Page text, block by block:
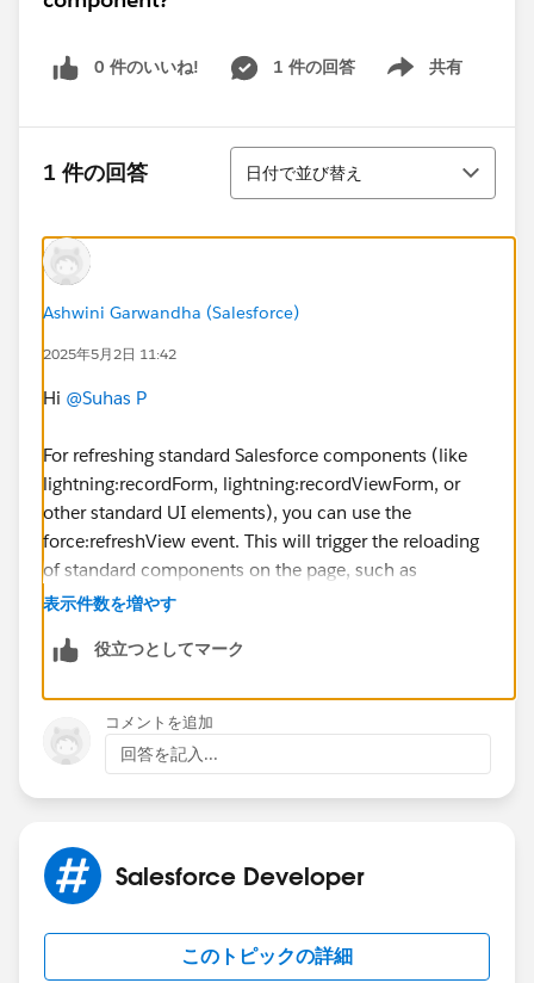
0 件のいいね! 1 件の回答 共有
Show menu
1 件の回答
並び替え
日付で並び替え
Ashwini Garwandha (Salesforce)
2025年5月2日 11:42
Hi @Suhas P
For refreshing standard Salesforce components (like
lightning:recordForm, lightning:recordViewForm, or
other standard UI elements), you can use the
force:refreshView event. This will trigger the reloading
of standard components on the page, such as
refreshing a record form or related lists.
component changes data or state and you need to
The parent component can listen to the event using
<aura:handler> and perform actions like refreshing or
updating its state based on the event fired from the
child.
https://developer.salesforce.com/docs/atlas.en-
us.lightning.meta/lightning/events_component_handl
https://developer.salesforce.com/docs/component-
表示件数を増やす
役立つとしてマーク
コメントを追加
回答を記入...
Salesforce Developer
このトピックの詳細